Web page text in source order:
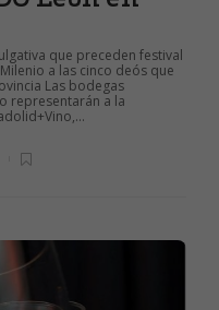
que preceden festival
a las cinco deós que
Las bodegas
representarán a la